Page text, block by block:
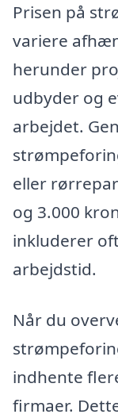
Prisen på
variere
herunder
udbyder og
arbejdet.
eller
og 3.000
inkluderer
arbejdstid.
Når du
indhente
firmaer.